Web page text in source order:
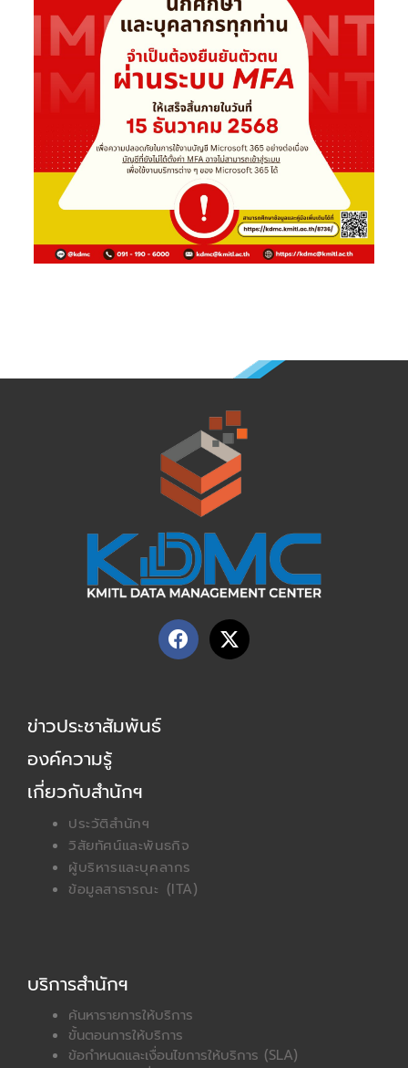
F
a
c
X
-
t
ข่าวประชาสัมพันธ์
องค์ความรู้
เกี่ยวกับสำนักฯ
ประวัติสำนักฯ
วิสัยทัศน์และพันธกิจ
ผู้บริหารและบุคลากร
ข้อมูลสาธารณะ (ITA)
บริการสำนักฯ
ค้นหารายการให้บริการ
ขั้นตอนการให้บริการ
ข้อกำหนดและเงื่อนไขการให้บริการ (SLA)